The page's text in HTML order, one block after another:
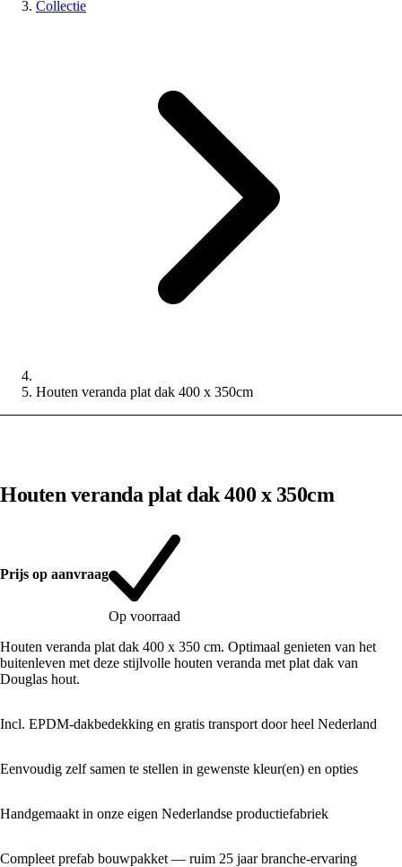
Collectie
Houten veranda plat dak 400 x 350cm
Houten veranda plat dak 400 x 350cm
Prijs op aanvraag
Op voorraad
Houten veranda plat dak 400 x 350 cm. Optimaal genieten van het
buitenleven met deze stijlvolle houten veranda met plat dak van
Douglas hout.
Incl. EPDM-dakbedekking en gratis transport door heel Nederland
Eenvoudig zelf samen te stellen in gewenste kleur(en) en opties
Handgemaakt in onze eigen Nederlandse productiefabriek
Compleet prefab bouwpakket — ruim 25 jaar branche-ervaring